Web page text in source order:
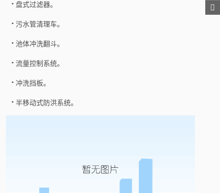
盘式过滤器。
污水管清理车。
池体冲洗翻斗。
流量控制系统。
冲洗挡板。
半移动式防洪系统。